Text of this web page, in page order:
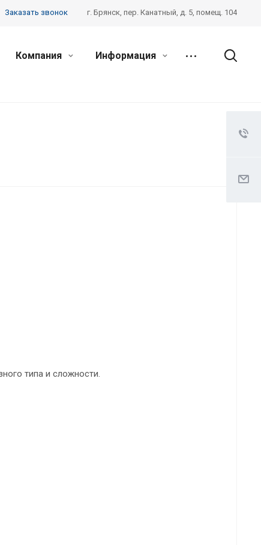
г. Брянск, пер. Канатный, д. 5, помещ. 104
Заказать звонок
Компания Информация
типа и сложности.